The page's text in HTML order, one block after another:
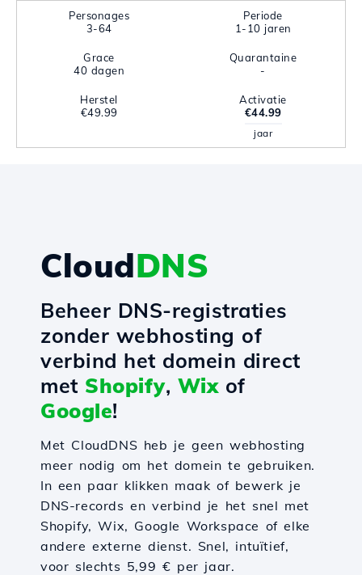
Personages
3-64
Periode
1-10 jaren
Grace
40 dagen
Quarantaine
-
Herstel
€49.99
Activatie
€44.99
jaar
CloudDNS
Beheer DNS-registraties
zonder webhosting of
verbind het domein direct
met Shopify, Wixof
Google!
Met CloudDNS heb je geen webhosting
meer nodig om het domein te gebruiken.
In een paar klikken maak of bewerk je
DNS-records en verbind je het snel met
Shopify, Wix, Google Workspace of elke
andere externe dienst. Snel, intuïtief,
voor slechts 5,99 € per jaar.